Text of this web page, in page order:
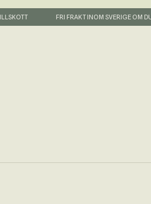
FRI FRAKT INOM SVERIGE OM DU